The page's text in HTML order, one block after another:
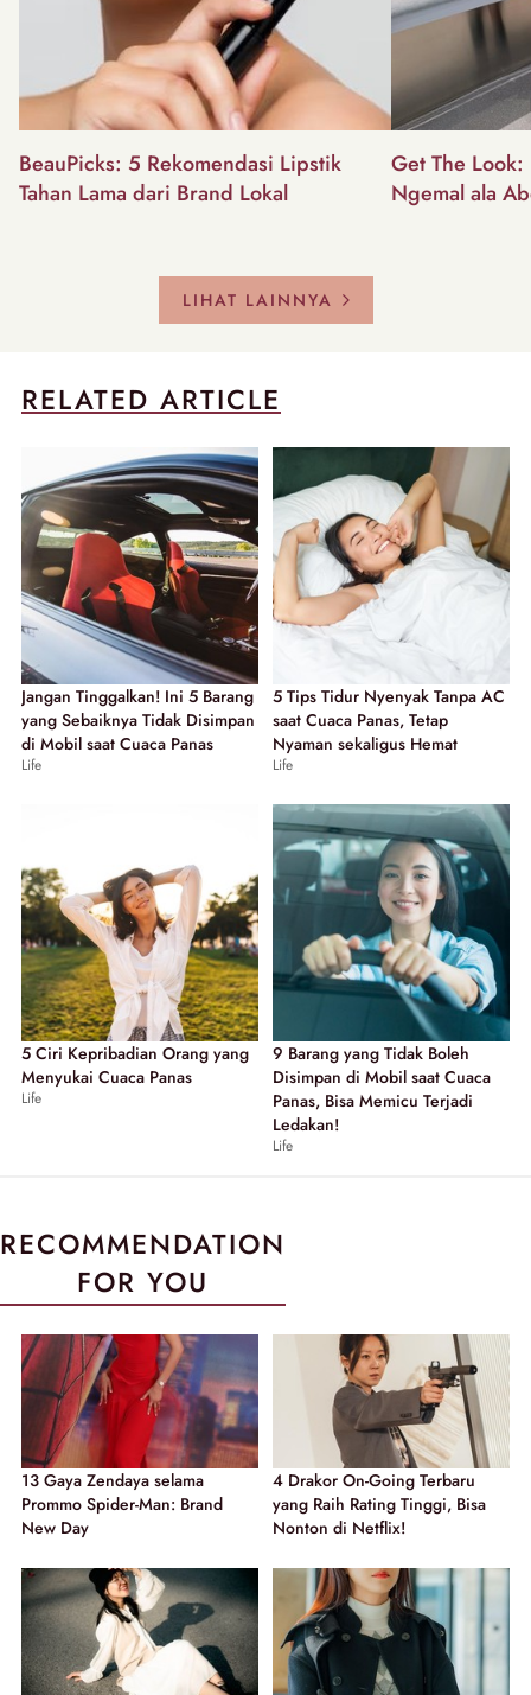
BeauPicks: 5 Rekomendasi Lipstik
Tahan Lama dari Brand Lokal
Get The
Ngemal ala
LIHAT LAINNYA
RELATED ARTICLE
Jangan Tinggalkan! Ini 5 Barang
yang Sebaiknya Tidak Disimpan
di Mobil saat Cuaca Panas
Life
5 Tips Tidur Nyenyak Tanpa AC
saat Cuaca Panas, Tetap
Nyaman sekaligus Hemat
Life
5 Ciri Kepribadian Orang yang
Menyukai Cuaca Panas
Life
9 Barang yang Tidak Boleh
Disimpan di Mobil saat Cuaca
Panas, Bisa Memicu Terjadi
Ledakan!
Life
RECOMMENDATION
FOR YOU
13 Gaya Zendaya selama
Prommo Spider-Man: Brand
New Day
4 Drakor On-Going Terbaru
yang Raih Rating Tinggi, Bisa
Nonton di Netflix!